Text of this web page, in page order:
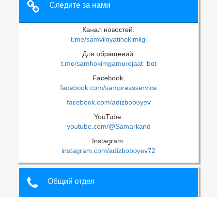
Следите за нами
Канал новостей:
t.me/samviloyatihokimligi
Для обращений:
t.me/samhokimgamurojaat_bot
Facebook:
facebook.com/sampressservice
facebook.com/adizboboyev
YouTube:
youtube.com/@Samarkand
Instagram:
instagram.com/adizboboyev72
Общий отдел